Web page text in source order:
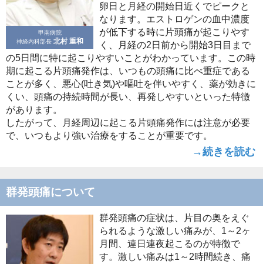
卵日と月経の開始日近くでピークと
なります。エストロゲンの血中濃度
が低下する時に片頭痛が起こりやす
く、月経の2日前から開始3日目まで
の5日間に特に起こりやすいことがわかっています。この時
期に起こる片頭痛発作は、いつもの頭痛に比べ重症である
ことが多く、悪心(吐き気)や嘔吐を伴いやすく、薬が効きに
くい、頭痛の持続時間が長い、再発しやすいといった特徴
があります。
したがって、月経周辺に起こる片頭痛発作には注意が必要
で、いつもより強い治療をすることが重要です。
→続きを読む
甲南病院
神経内科部長 北村 重和
群発頭痛について
群発頭痛の症状は、片目の奥をえぐ
られるような激しい痛みが、1～2ヶ
月間、連日連夜起こるのが特徴で
す。激しい痛みは1～2時間続き、痛